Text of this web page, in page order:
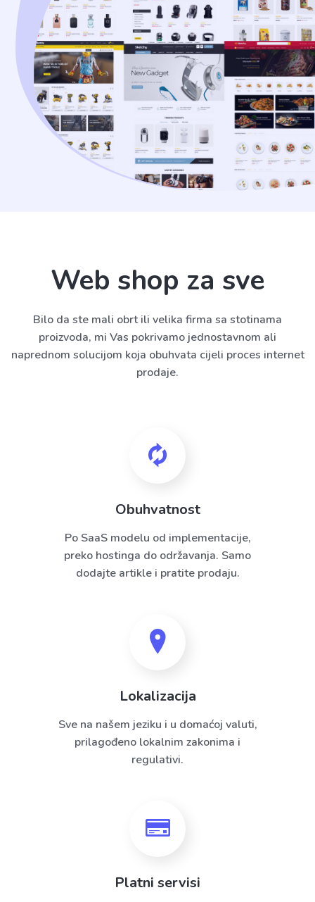
Web shop za sve
Bilo da ste mali obrt ili velika firma sa stotinama
proizvoda, mi Vas pokrivamo jednostavnom ali
naprednom solucijom koja obuhvata cijeli proces internet
prodaje.
Obuhvatnost
Po SaaS modelu od implementacije,
preko hostinga do održavanja. Samo
dodajte artikle i pratite prodaju.
Lokalizacija
Sve na našem jeziku i u domaćoj valuti,
prilagođeno lokalnim zakonima i
regulativi.
Platni servisi